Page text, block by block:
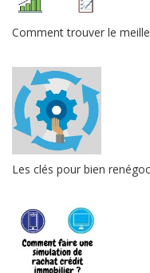
Comment trouver le
Les clés pour bien